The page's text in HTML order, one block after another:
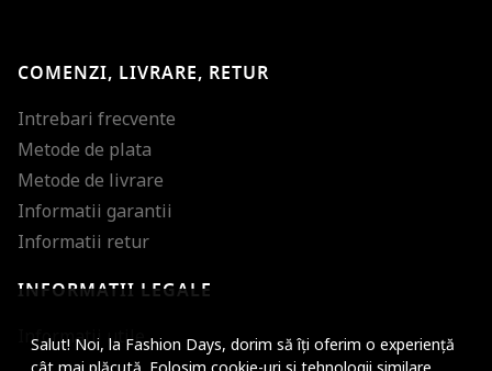
Salut! Noi, la Fashion Days, dorim să îți oferim o experiență
COMENZI, LIVRARE, RETUR
Intrebari frecvente
Metode de plata
Metode de livrare
Informatii garantii
Informatii retur
INFORMATII LEGALE
Informatii utile
Micsoreaza